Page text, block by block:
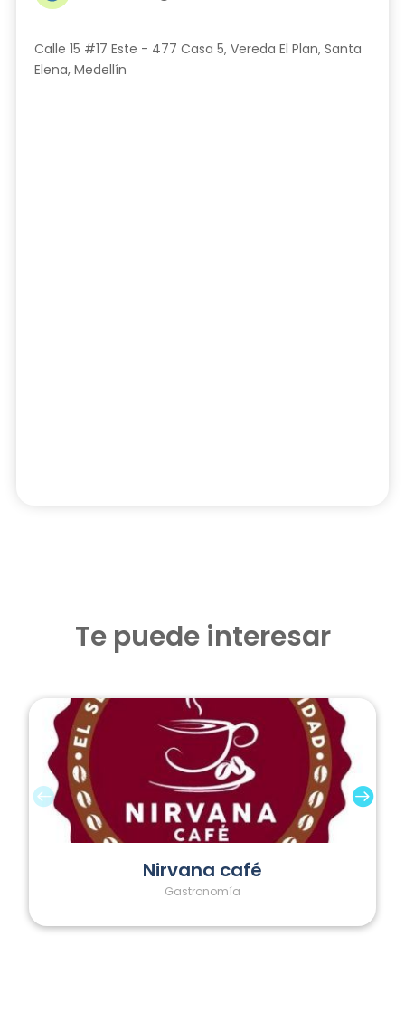
Calle 15 #17 Este - 477 Casa 5, Vereda El Plan, Santa
Elena, Medellín
Te puede interesar
Nirvana café
Gastronomía